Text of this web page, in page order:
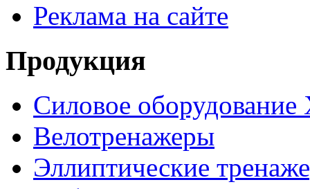
Реклама на сайте
Продукция
Силовое оборудование
Велотренажеры
Эллиптические